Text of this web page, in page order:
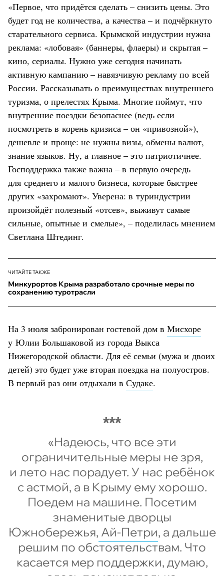
«Первое, что придётся сделать – снизить цены. Это
будет год не количества, а качества – и подчёркнуто
старательного сервиса. Крымской индустрии нужна
реклама: «лобовая» (баннеры, флаеры) и скрытая –
кино, сериалы. Нужно уже сегодня начинать
активную кампанию – навязчивую рекламу по всей
России. Рассказывать о преимуществах внутреннего
туризма, о прелестях Крыма. Многие поймут, что
внутренние поездки безопаснее (ведь если
посмотреть в корень кризиса – он «привозной»),
дешевле и проще: не нужны визы, обмены валют,
знание языков. Ну, а главное – это патриотичнее.
Господдержка также важна – в первую очередь
для среднего и малого бизнеса, которые быстрее
других «захромают». Уверена: в туриндустрии
произойдёт полезный «отсев», выживут самые
сильные, опытные и смелые», – поделилась мнением
Светлана Штединг.
ЧИТАЙТЕ ТАКЖЕ
Минкурортов Крыма разработало срочные меры по
сохранению туротрасли
На 3 июля забронирован гостевой дом в Мисхоре
у Юлии Большаковой из города Выкса
Нижегородской области. Для её семьи (мужа и двоих
детей) это будет уже вторая поездка на полуостров.
В первый раз они отдыхали в Судаке.
«Надеюсь, что все эти
ограничительные меры не зря,
и лето нас порадует. У нас ребёнок
с астмой, а в Крыму ему хорошо.
Поедем на машине. Посетим
знаменитые дворцы
Южнобережья, Ай-Петри, а дальше
решим по обстоятельствам. Что
касается мер поддержки, думаю,